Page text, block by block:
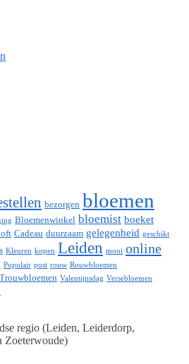
bezorgen bloemen
Bloemenwinkel bloemist boeket
Cadeau duurzaam gelegenheid geschikt
Kleuren kopen Leiden mooi online
Populair post rouw Rouwbloemen
Trouwbloemen Valentijnsdag Versebloemen
regio (Leiden, Leiderdorp,
Zoeterwoude)